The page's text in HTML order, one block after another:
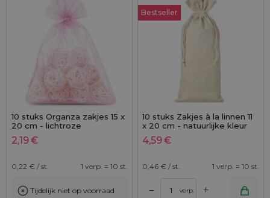
10 stuks Organza zakjes 15 x
20 cm - lichtroze
2,19€
0,22 € / st. 1 verp. = 10 st.
Tijdelijk niet op voorraad
Bestseller
10 stuks Zakjes à la linnen 11
x 20 cm - natuurlijke kleur
4,59€
0,46 € / st. 1 verp. = 10 st.
– verp. +